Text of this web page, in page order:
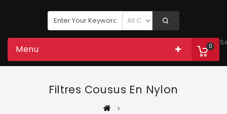
0
Menu
Filtres Cousus En Nylon